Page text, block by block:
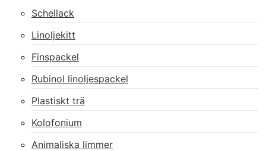
Schellack
Linoljekitt
Finspackel
Rubinol linoljespackel
Plastiskt trä
Kolofonium
Animaliska limmer